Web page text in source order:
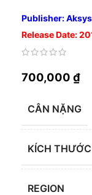
Publisher:
Release Date:
700,000 ₫
CÂN NẶNG
KÍCH
REGION